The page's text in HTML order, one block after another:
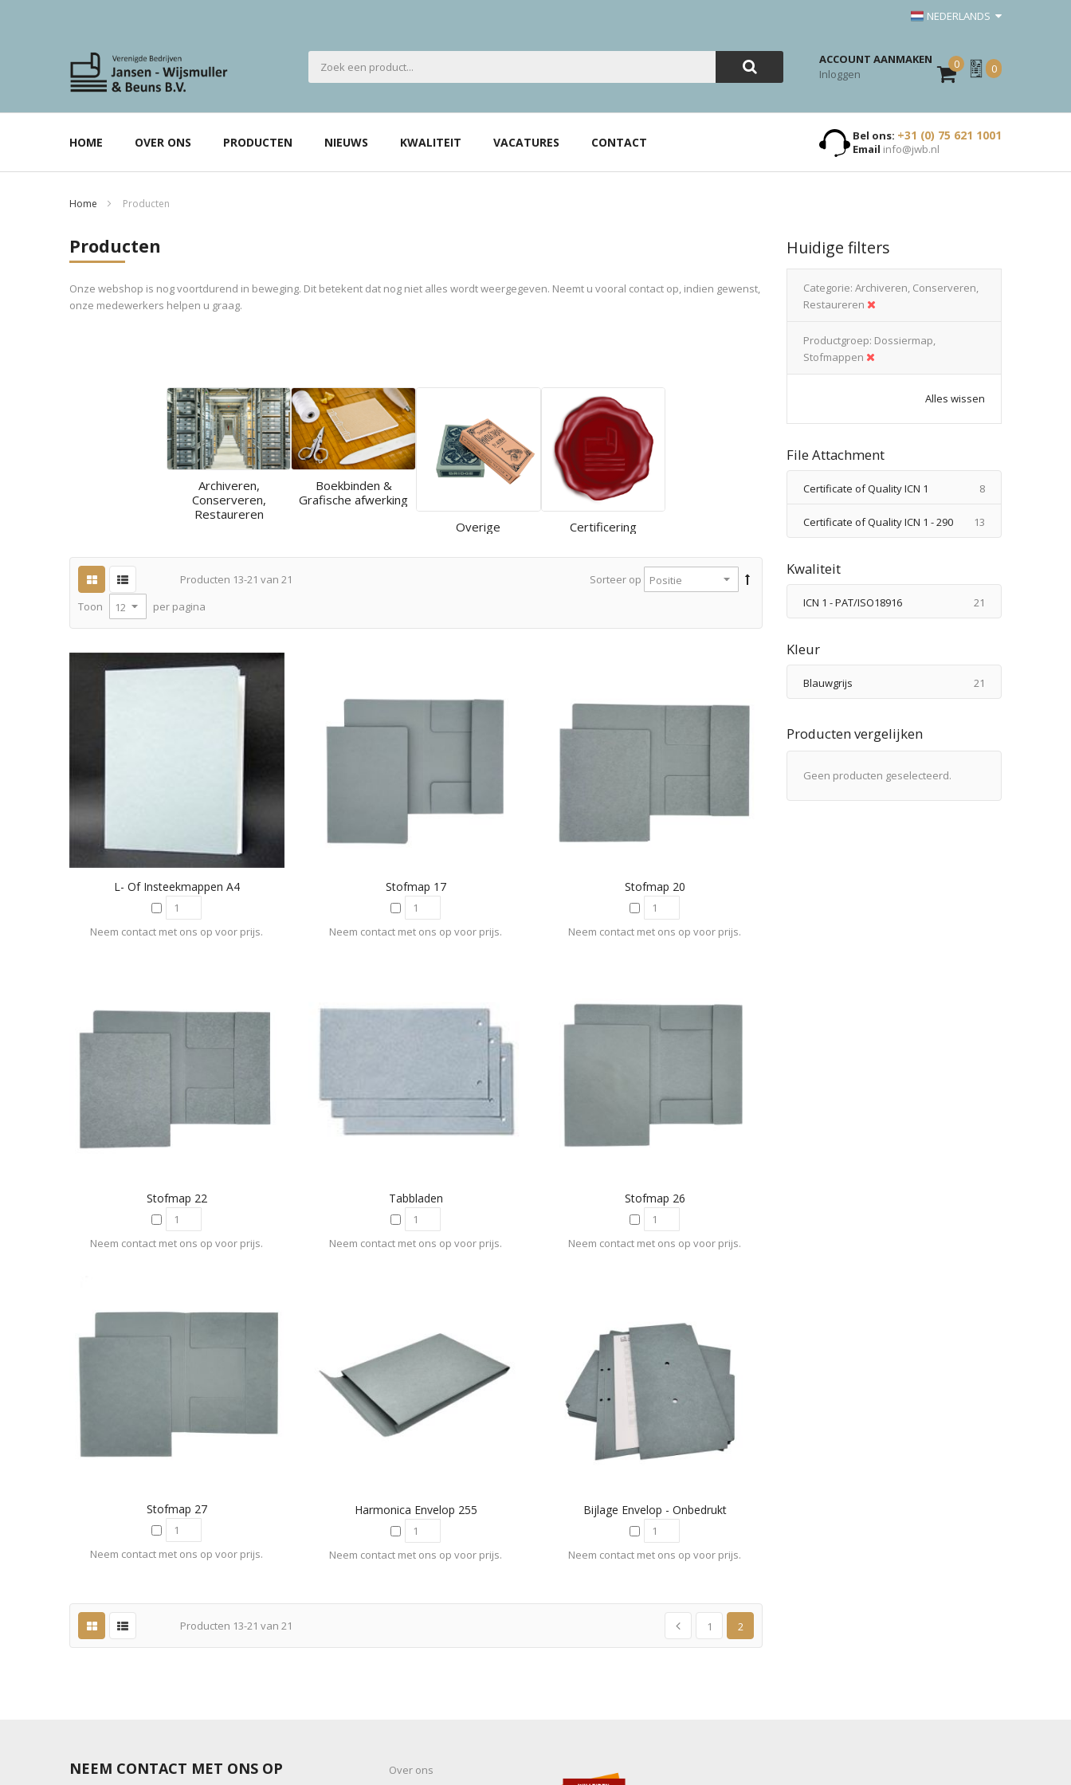
NEDERLANDS
ACCOUNT AANMAKEN
Inloggen
0
Mijn
Offerte
0
HOME OVER ONS PRODUCTEN NIEUWS KWALITEIT VACATURES CONTACT Bel ons: +31 (0) 75 621 1001
Email info@jwb.nl
Home Producten
Producten
Onze webshop is nog voortdurend in beweging. Dit betekent dat nog niet alles wordt weergegeven. Neemt u vooral contact op, indien gewenst,
onze medewerkers helpen u graag.
Archiveren,
Conserveren,
Restaureren
Boekbinden &
Grafische afwerking
Overige
Certificering
Producten 13-21 van 21
Sorteer op
Toon
per pagina
L- Of Insteekmappen A4
Neem contact met ons op voor prijs.
Stofmap 17
Neem contact met ons op voor prijs.
Stofmap 20
Neem contact met ons op voor prijs.
Stofmap 22
Neem contact met ons op voor prijs.
Tabbladen
Neem contact met ons op voor prijs.
Stofmap 26
Neem contact met ons op voor prijs.
Stofmap 27
Neem contact met ons op voor prijs.
Harmonica Envelop 255
Neem contact met ons op voor prijs.
Bijlage Envelop - Onbedrukt
Neem contact met ons op voor prijs.
Producten 13-21 van 21 1 2
Huidige filters
Categorie Archiveren, Conserveren,
Restaureren
Productgroep Dossiermap,
Stofmappen
Alles wissen
File Attachment
Certificate of Quality ICN 1 8producten
Certificate of Quality ICN 1 - 290 13
Kwaliteit
ICN 1 - PAT/ISO18916 21
Kleur
Blauwgrijs 21
Producten vergelijken
Geen producten geselecteerd.
NEEM CONTACT MET ONS OP Over ons